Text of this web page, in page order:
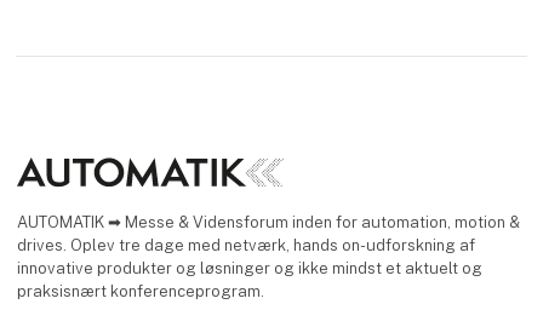
AUTOMATIK ➡ Messe & Vidensforum inden for automation, motion &
drives. Oplev tre dage med netværk, hands on-udforskning af
innovative produkter og løsninger og ikke mindst et aktuelt og
praksisnært konferenceprogram.